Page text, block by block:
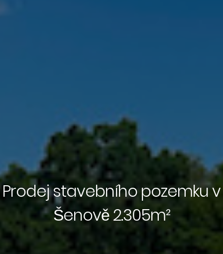
Prodej stavebního pozemku v
Šenově 2.305m²